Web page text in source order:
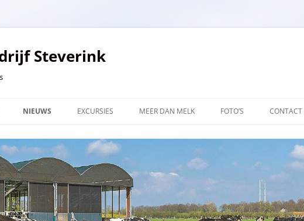
Steverink
NIEUWS EXCURSIES MEER DAN MELK FOTO’S CONTACT